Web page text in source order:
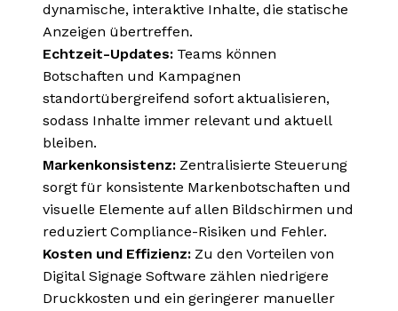
dynamische, interaktive Inhalte, die statische
Anzeigen übertreffen.
Echtzeit-Updates: Teams können
Botschaften und Kampagnen
standortübergreifend sofort aktualisieren,
sodass Inhalte immer relevant und aktuell
bleiben.
Markenkonsistenz: Zentralisierte Steuerung
sorgt für konsistente Markenbotschaften und
visuelle Elemente auf allen Bildschirmen und
reduziert Compliance-Risiken und Fehler.
Kosten und Effizienz: Zu den Vorteilen von
Digital Signage Software zählen niedrigere
Druckkosten und ein geringerer manueller